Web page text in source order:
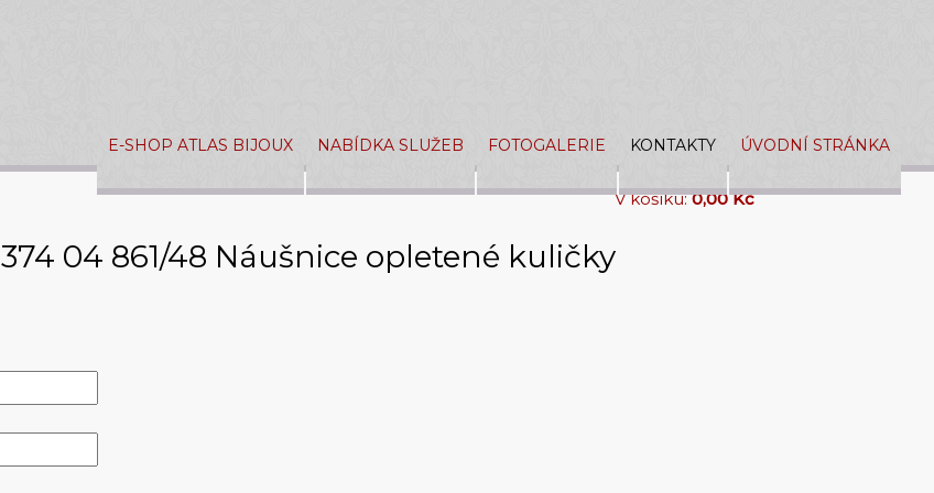
E-SHOP ATLAS BIJOUX NABÍDKA SLUŽEB FOTOGALERIE KONTAKTY ÚVODNÍ STRÁNKA
V košíku: 0,00 Kč
374 04 861/48 Náušnice opletené kuličky